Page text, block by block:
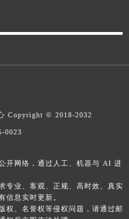
Copyright © 2018-2032
0023
开网络，通过人工、机器与 AI 进
专业、客观、正规、高时效、真实
信息实时更新。
权、名誉权等侵权问题，请通过邮